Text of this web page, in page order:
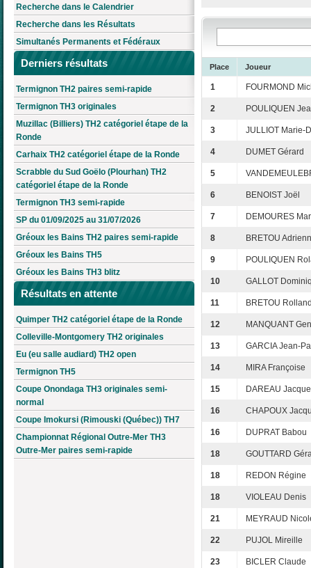
Recherche dans le Calendrier
Recherche dans les Résultats
Simultanés Permanents et Fédéraux
Derniers résultats
Termignon TH2 paires semi-rapide
Termignon TH3 originales
Muzillac (Billiers) TH2 catégoriel étape de la
Ronde
Carhaix TH2 catégoriel étape de la Ronde
Scrabble du Sud Goëlo (Plourhan) TH2
catégoriel étape de la Ronde
Termignon TH3 semi-rapide
SP du 01/09/2025 au 31/07/2026
Gréoux les Bains TH2 paires semi-rapide
Gréoux les Bains TH5
Gréoux les Bains TH3 blitz
Résultats en attente
Quimper TH2 catégoriel étape de la Ronde
Colleville-Montgomery TH2 originales
Eu (eu salle audiard) TH2 open
Termignon TH5
Coupe Onondaga TH3 originales semi-
normal
Coupe Imokursi (Rimouski (Québec)) TH7
Championnat Régional Outre-Mer TH3
Outre-Mer paires semi-rapide
Place Joueur
1 FOURMOND
2 POULIQUEN
3 JULLIOT Marie-
4 DUMET Gérard
5
6 BENOIST Joël
7 DEMOURES
8 BRETOU
9 POULIQUEN
10 GALLOT
11 BRETOU
12 MANQUANT
13 GARCIA Jean-
14 MIRA Françoise
15 DAREAU
16 CHAPOUX
16 DUPRAT Babou
18 GOUTTARD
18 REDON Régine
18 VIOLEAU Denis
21 MEYRAUD
22 PUJOL Mireille
23 BICLER Claude